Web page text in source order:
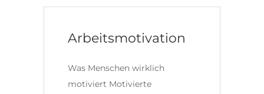
Arbeitsmotivation
Was Menschen wirklich
motiviert Motivierte